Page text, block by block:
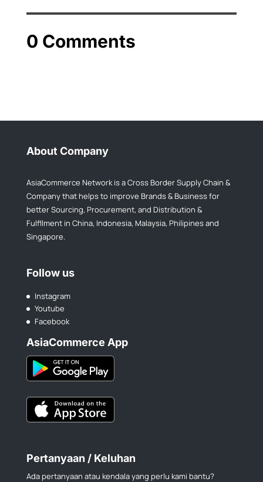
0 Comments
About Company
AsiaCommerce Network is a Cross Border Supply Chain &
Company that helps to improve Brands & Business for
better Sourcing, Procurement, and Distribution &
Fulfllment in China, Indonesia, Malaysia, Philipines and
Singapore.
Follow us
Instagram
Youtube
Facebook
AsiaCommerce App
Pertanyaan / Keluhan
Ada pertanyaan atau kendala yang perlu kami bantu?